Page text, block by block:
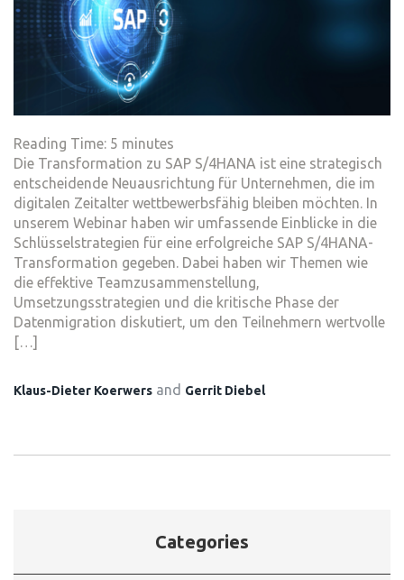
Reading Time: 5 minutes
Die Transformation zu SAP S/4HANA ist eine strategisch
entscheidende Neuausrichtung für Unternehmen, die im
digitalen Zeitalter wettbewerbsfähig bleiben möchten. In
unserem Webinar haben wir umfassende Einblicke in die
Schlüsselstrategien für eine erfolgreiche SAP S/4HANA-
Transformation gegeben. Dabei haben wir Themen wie
die effektive Teamzusammenstellung,
Umsetzungsstrategien und die kritische Phase der
Datenmigration diskutiert, um den Teilnehmern wertvolle
[…]
Klaus-Dieter Koerwers and Gerrit Diebel
Categories